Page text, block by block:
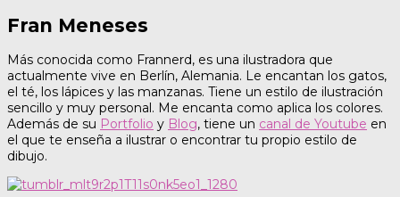
Fran Meneses
Más conocida como Frannerd, es una ilustradora que
actualmente vive en Berlín, Alemania. Le encantan los gatos,
el té, los lápices y las manzanas. Tiene un estilo de ilustración
sencillo y muy personal. Me encanta como aplica los colores.
Además de su Portfolio y Blog, tiene un canal de Youtube en
el que te enseña a ilustrar o encontrar tu propio estilo de
dibujo.